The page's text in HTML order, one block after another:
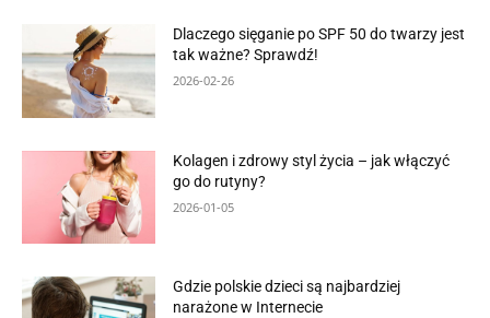
Dlaczego sięganie po SPF 50 do twarzy jest
tak ważne? Sprawdź!
2026-02-26
Kolagen i zdrowy styl życia – jak włączyć
go do rutyny?
2026-01-05
Gdzie polskie dzieci są najbardziej
narażone w Internecie